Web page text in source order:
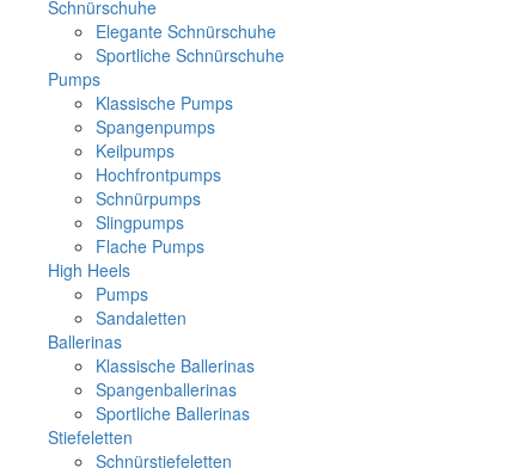
Schnürschuhe
Elegante Schnürschuhe
Sportliche Schnürschuhe
Pumps
Klassische Pumps
Spangenpumps
Keilpumps
Hochfrontpumps
Schnürpumps
Slingpumps
Flache Pumps
High Heels
Pumps
Sandaletten
Ballerinas
Klassische Ballerinas
Spangenballerinas
Sportliche Ballerinas
Stiefeletten
Schnürstiefeletten